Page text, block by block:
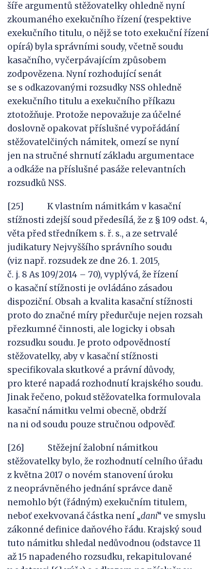
šíře argumentů stěžovatelky ohledně nyní
zkoumaného exekučního řízení (respektive
exekučního titulu, o nějž se toto exekuční řízení
opírá) byla správními soudy, včetně soudu
kasačního, vyčerpávajícím způsobem
zodpovězena. Nyní rozhodující senát
se s odkazovanými rozsudky NSS ohledně
exekučního titulu a exekučního příkazu
ztotožňuje. Protože nepovažuje za účelné
doslovně opakovat příslušné vypořádání
stěžovatelčiných námitek, omezí se nyní
jen na stručné shrnutí základu argumentace
a odkáže na příslušné pasáže relevantních
rozsudků NSS.
[25] K vlastním námitkám v kasační
stížnosti zdejší soud předesílá, že z § 109 odst. 4,
věta před středníkem s. ř. s., a ze setrvalé
judikatury Nejvyššího správního soudu
(viz např. rozsudek ze dne 26. 1. 2015,
č. j. 8 As 109/2014 – 70), vyplývá, že řízení
o kasační stížnosti je ovládáno zásadou
dispoziční. Obsah a kvalita kasační stížnosti
proto do značné míry předurčuje nejen rozsah
přezkumné činnosti, ale logicky i obsah
rozsudku soudu. Je proto odpovědností
stěžovatelky, aby v kasační stížnosti
specifikovala skutkové a právní důvody,
pro které napadá rozhodnutí krajského soudu.
Jinak řečeno, pokud stěžovatelka formulovala
kasační námitku velmi obecně, obdrží
na ni od soudu pouze stručnou odpověď.
[26] Stěžejní žalobní námitkou
stěžovatelky bylo, že rozhodnutí celního úřadu
z května 2017 o novém stanovení úroku
z neoprávněného jednání správce daně
nemohlo být (řádným) exekučním titulem,
neboť exekvovaná částka není „daní“ ve smyslu
zákonné definice daňového řádu. Krajský soud
tuto námitku shledal nedůvodnou (odstavce 11
až 15 napadeného rozsudku, rekapitulované